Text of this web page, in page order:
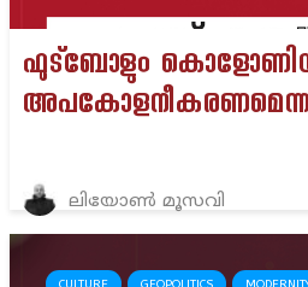
ഫുട്‌ബോളും
അപകോളനീകരണമെന്ന
ലിയോണ്‍ മൂസവി